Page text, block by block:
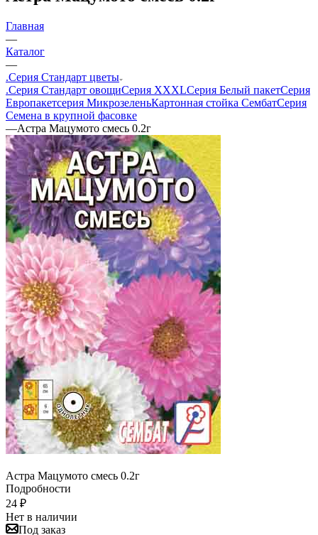
Главная
—
Каталог
—
.Серия Стандарт цветы
.Серия Стандарт овощиСерия XXXLСерия Белый пакетСерия
Европакетсерия МикрозеленьКартонная стойка СембатСерия
Семена в крупной фасовке
—Астра Мацумото смесь 0.2г
Астра Мацумото смесь 0.2г
Подробности
24 ₽
Нет в наличии
Под заказ